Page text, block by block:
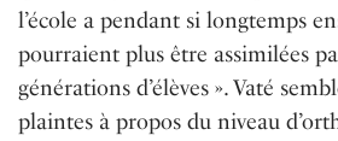
l’école a pendant si longtemps
pourraient plus être assimilées
générations d’élèves ». Vaté
plaintes à propos du niveau